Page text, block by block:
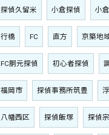
探偵久留米 小倉探偵 小
行橋 FC 直方 京築地
FC胴元探偵 初心者探偵
福岡市 探偵事務所筑豊
八幡西区 探偵飯塚 探偵